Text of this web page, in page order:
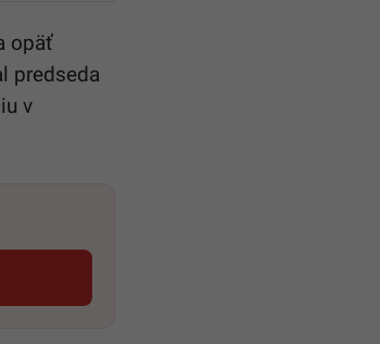
opäť
predseda
v